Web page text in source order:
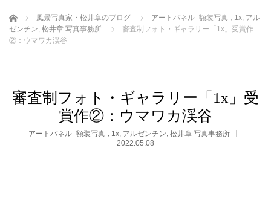
ホーム 風景写真家・松井章のブログ アートパネル -額装写真-, 1x, アル
ゼンチン, 松井章 写真事務所
審査制フォト・ギャラリー「1x」受賞作
②：ウマワカ渓谷
審査制フォト・ギャラリー「1x」受
賞作②：ウマワカ渓谷
アートパネル -額装写真-, 1x, アルゼンチン, 松井章 写真事務所
2022.05.08